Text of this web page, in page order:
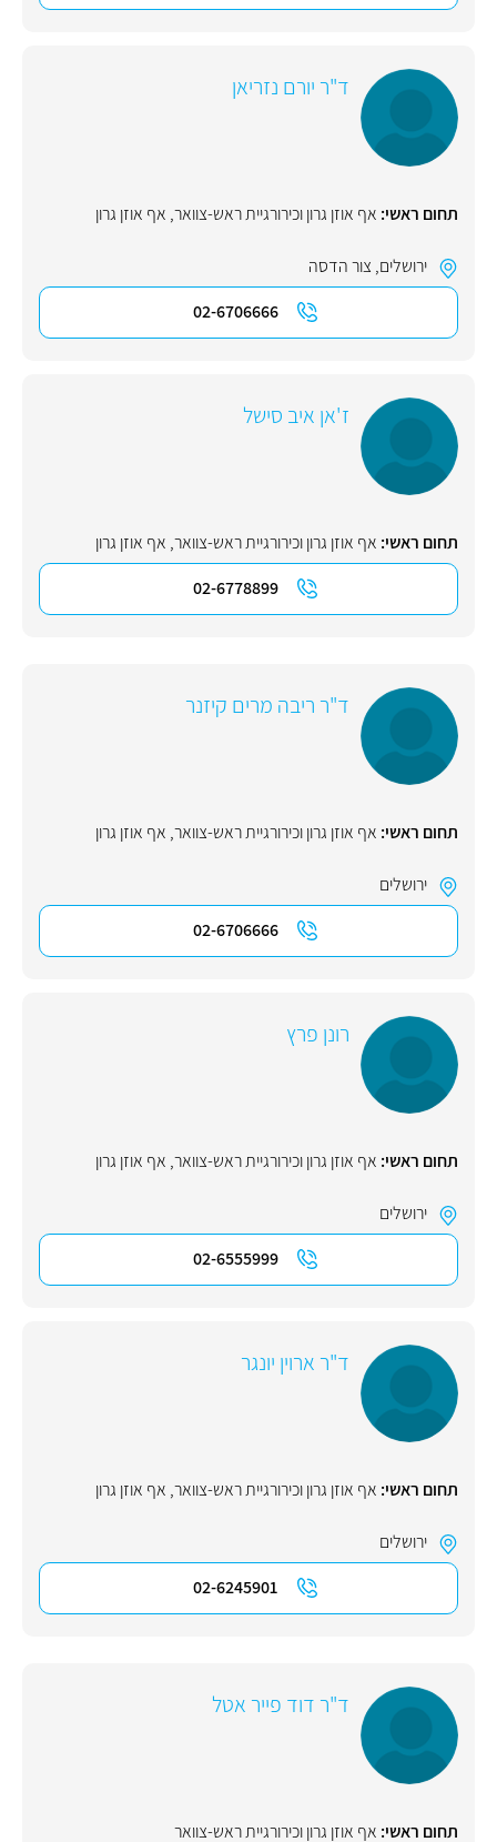
ד"ר יורם נזריאן
תחום ראשי: אף אוזן גרון וכירורגיית ראש-צוואר, אף אוזן גרון
ירושלים, צור הדסה
02-6706666
ז'אן איב סישל
תחום ראשי: אף אוזן גרון וכירורגיית ראש-צוואר, אף אוזן גרון
02-6778899
ד"ר ריבה מרים קיזנר
תחום ראשי: אף אוזן גרון וכירורגיית ראש-צוואר, אף אוזן גרון
ירושלים
02-6706666
רונן פרץ
תחום ראשי: אף אוזן גרון וכירורגיית ראש-צוואר, אף אוזן גרון
ירושלים
02-6555999
ד"ר ארוין יונגר
תחום ראשי: אף אוזן גרון וכירורגיית ראש-צוואר, אף אוזן גרון
ירושלים
02-6245901
ד"ר דוד פייר אטל
תחום ראשי: אף אוזן גרון וכירורגיית ראש-צוואר